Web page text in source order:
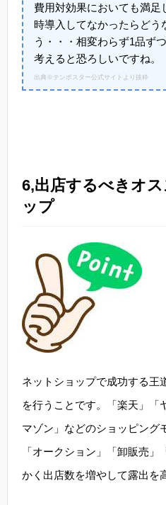
費用対効果においても満足
時導入してなかったらどう
う・・・相変わらず1品ず
考えると恐ろしいですね。
出典※テンポスター公式サイトより抜粋
6,出店するべきオ
ップ
ネットショップで成功する王
を行うことです。「楽天」「
マゾン」などのショッピング
「オークション」「卸販売
かく出店数を増やして露出を